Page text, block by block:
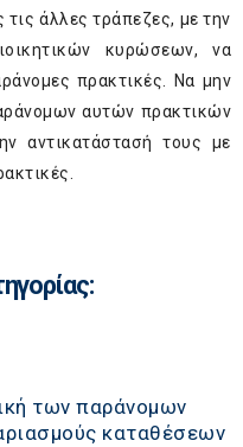
άλλες τράπεζες, με την
κυρώσεων, να
πρακτικές. Να μην
αυτών πρακτικών
αντικατάστασή τους με
των παράνομων
καταθέσεων